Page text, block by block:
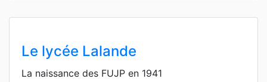
Le lycée Lalande
La naissance des FUJP en 1941